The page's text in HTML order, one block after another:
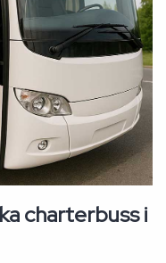
charterbuss i